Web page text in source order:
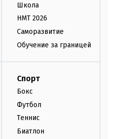
Школа
НМТ 2026
Саморазвитие
Обучение за границей
Спорт
Бокс
Футбол
Теннис
Биатлон